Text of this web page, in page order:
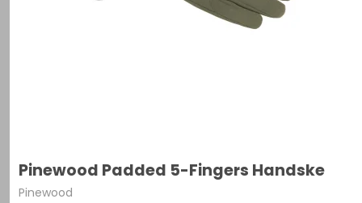
Pinewood Padded 5-Fingers Handske
Pinewood